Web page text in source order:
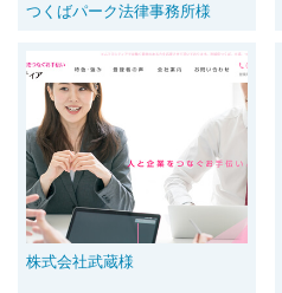
つくばパーク法律事務所様
株式会社武蔵様